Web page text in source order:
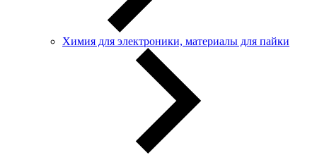
Химия для электроники, материалы для пайки